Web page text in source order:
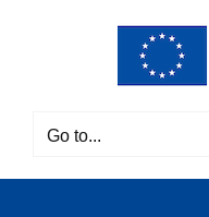
Go to...